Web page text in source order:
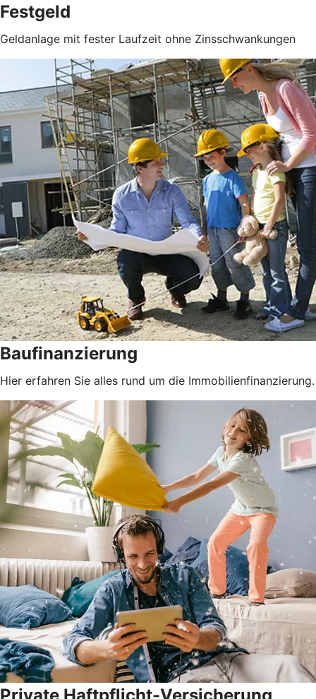
Festgeld
Geldanlage mit fester Laufzeit ohne Zinsschwankungen
Baufinanzierung
Hier erfahren Sie alles rund um die Immobilienfinanzierung.
Private Haftpflicht-Versicherung